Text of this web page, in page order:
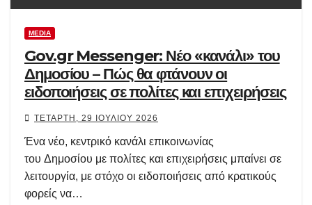
MEDIA
Gov.gr Messenger: Νέο «κανάλι» του
Δημοσίου – Πώς θα φτάνουν οι
ειδοποιήσεις σε πολίτες και επιχειρήσεις
ΤΕΤΆΡΤΗ, 29 ΙΟΥΛΊΟΥ 2026
Ένα νέο, κεντρικό κανάλι επικοινωνίας
του Δημοσίου με πολίτες και επιχειρήσεις μπαίνει σε
λειτουργία, με στόχο οι ειδοποιήσεις από κρατικούς
φορείς να…